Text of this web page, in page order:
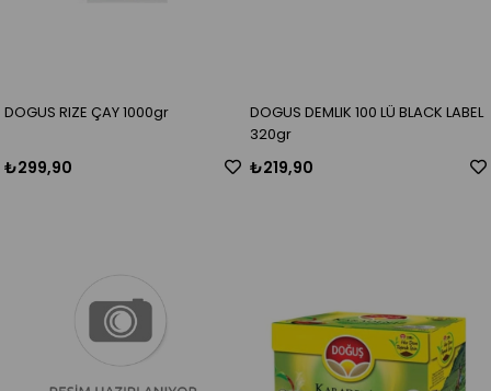
DOGUS RIZE ÇAY 1000gr
₺299,90
DOGUS DEMLIK 100 LÜ BLACK LABEL
320gr
₺219,90